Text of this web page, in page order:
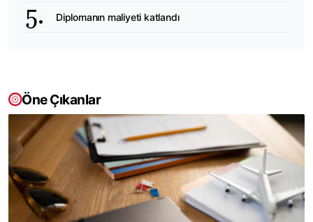
Diplomanın maliyeti katlandı
Öne Çıkanlar